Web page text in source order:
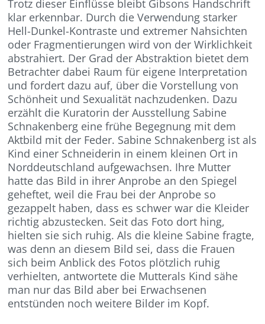
Trotz dieser Einflüsse bleibt Gibsons Handschrift
klar erkennbar. Durch die Verwendung starker
Hell-Dunkel-Kontraste und extremer Nahsichten
oder Fragmentierungen wird von der Wirklichkeit
abstrahiert. Der Grad der Abstraktion bietet dem
Betrachter dabei Raum für eigene Interpretation
und fordert dazu auf, über die Vorstellung von
Schönheit und Sexualität nachzudenken. Dazu
erzählt die Kuratorin der Ausstellung Sabine
Schnakenberg eine frühe Begegnung mit dem
Aktbild mit der Feder. Sabine Schnakenberg ist als
Kind einer Schneiderin in einem kleinen Ort in
Norddeutschland aufgewachsen. Ihre Mutter
hatte das Bild in ihrer Anprobe an den Spiegel
geheftet, weil die Frau bei der Anprobe so
gezappelt haben, dass es schwer war die Kleider
richtig abzustecken. Seit das Foto dort hing,
hielten sie sich ruhig. Als die kleine Sabine fragte,
was denn an diesem Bild sei, dass die Frauen
sich beim Anblick des Fotos plötzlich ruhig
verhielten, antwortete die Mutterals Kind sähe
man nur das Bild aber bei Erwachsenen
entstünden noch weitere Bilder im Kopf.